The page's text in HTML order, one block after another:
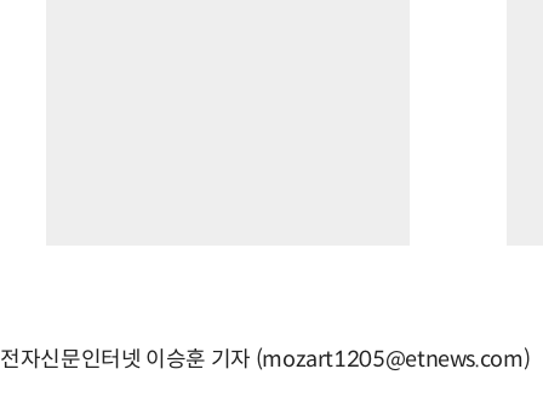
전자신문인터넷 이승훈 기자 (mozart1205@etnews.com)